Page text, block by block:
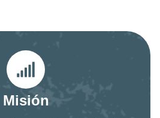
Misión